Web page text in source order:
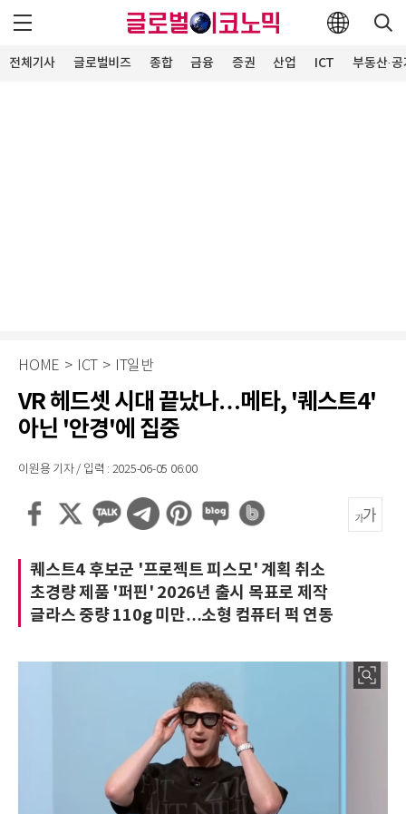
전체기사 글로벌비즈 종합 금융 증권 산업 ICT 부동산·
HOME > ICT > IT일반
VR 헤드셋 시대 끝났나…메타, '퀘스트4'
아닌 '안경'에 집중
이원용 기자 / 입력 : 2025-06-05 06:00
퀘스트4 후보군 '프로젝트 피스모' 계획 취소
초경량 제품 '퍼핀' 2026년 출시 목표로 제작
글라스 중량 110g 미만…소형 컴퓨터 퍽 연동